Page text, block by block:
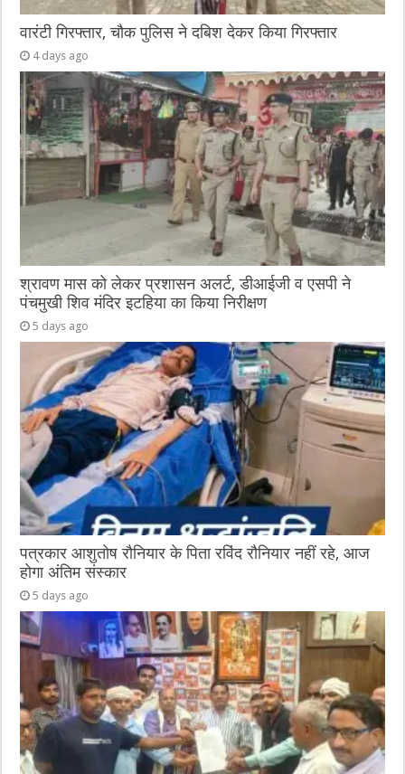
वारंटी गिरफ्तार, चौक पुलिस ने दबिश देकर किया गिरफ्तार
4 days ago
श्रावण मास को लेकर प्रशासन अलर्ट, डीआईजी व एसपी ने
पंचमुखी शिव मंदिर इटहिया का किया निरीक्षण
5 days ago
पत्रकार आशुतोष रौनियार के पिता रविंद रौनियार नहीं रहे, आज
होगा अंतिम संस्कार
5 days ago